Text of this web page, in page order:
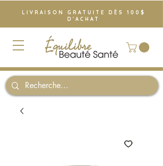
LIVRAISON GRATUITE DÈS 100$
D'ACHAT